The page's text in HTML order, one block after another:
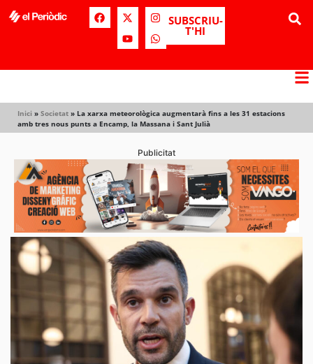
SUBSCRIU-
T'HI
Inici » Societat » La xarxa meteorològica augmentarà fins a les 31 estacions
amb tres nous punts a Encamp, la Massana i Sant Julià
Publicitat